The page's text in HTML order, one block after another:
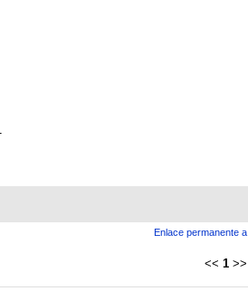
Enlace permanente
<< 1 >>